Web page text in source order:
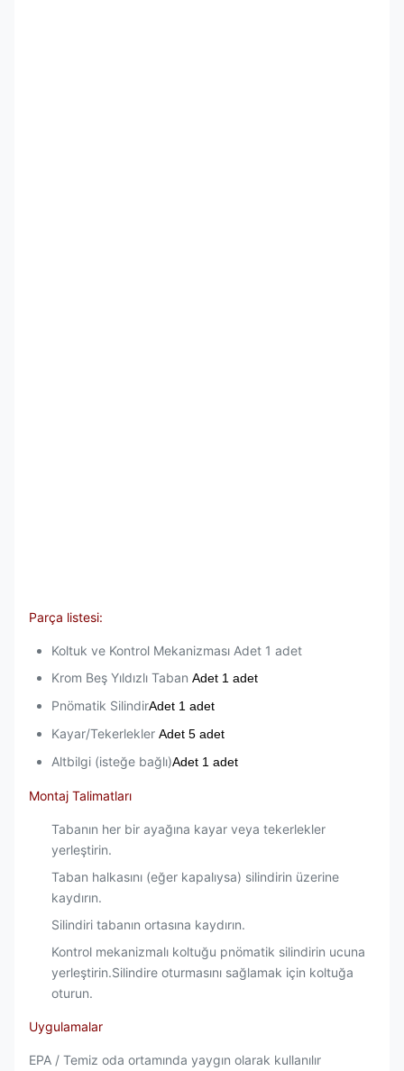
Parça listesi:
Koltuk ve Kontrol Mekanizması Adet 1 adet
Krom Beş Yıldızlı Taban Adet 1 adet
Pnömatik SilindirAdet 1 adet
Kayar/Tekerlekler Adet 5 adet
Altbilgi (isteğe bağlı)Adet 1 adet
Montaj Talimatları
Tabanın her bir ayağına kayar veya tekerlekler
yerleştirin.
Taban halkasını (eğer kapalıysa) silindirin üzerine
kaydırın.
Silindiri tabanın ortasına kaydırın.
Kontrol mekanizmalı koltuğu pnömatik silindirin ucuna
yerleştirin.Silindire oturmasını sağlamak için koltuğa
oturun.
Uygulamalar
EPA / Temiz oda ortamında yaygın olarak kullanılır